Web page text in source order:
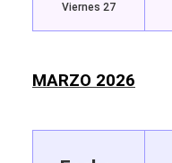
Viernes 27
MARZO 2026